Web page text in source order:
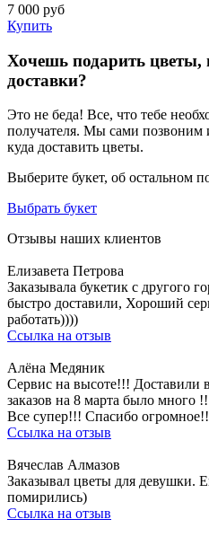
7 000 руб
Купить
Хочешь подарить цветы,
доставки?
Это не беда! Все, что тебе
получателя. Мы сами позвоним
куда доставить цветы.
Выберите букет, об остальном
Выбрать букет
Отзывы наших клиентов
Елизавета Петрова
Заказывала букетик с другого
быстро доставили, Хороший
работать))))
Ссылка на отзыв
Алёна Медяник
Сервис на высоте!!! Доставили
заказов на 8 марта было много
Все супер!!! Спасибо
Ссылка на отзыв
Вячеслав Алмазов
Заказывал цветы для девушки.
помирились)
Ссылка на отзыв